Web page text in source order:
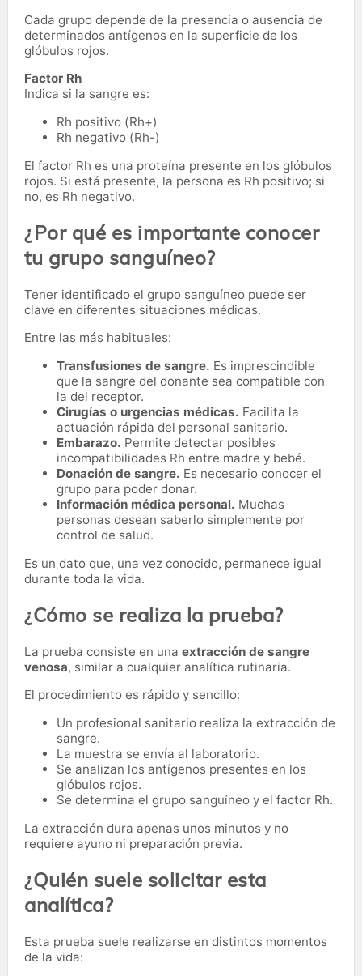
Cada grupo depende de la presencia o ausencia de
determinados antígenos en la superficie de los
glóbulos rojos.
Factor Rh
Indica si la sangre es:
Rh positivo (Rh+)
Rh negativo (Rh-)
El factor Rh es una proteína presente en los glóbulos
rojos. Si está presente, la persona es Rh positivo; si
no, es Rh negativo.
¿Por qué es importante conocer
tu grupo sanguíneo?
Tener identificado el grupo sanguíneo puede ser
clave en diferentes situaciones médicas.
Entre las más habituales:
Transfusiones de sangre. Es imprescindible
que la sangre del donante sea compatible con
la del receptor.
Cirugías o urgencias médicas. Facilita la
actuación rápida del personal sanitario.
Embarazo. Permite detectar posibles
incompatibilidades Rh entre madre y bebé.
Donación de sangre. Es necesario conocer el
grupo para poder donar.
Información médica personal. Muchas
personas desean saberlo simplemente por
control de salud.
Es un dato que, una vez conocido, permanece igual
durante toda la vida.
¿Cómo se realiza la prueba?
La prueba consiste en una extracción de sangre
venosa, similar a cualquier analítica rutinaria.
El procedimiento es rápido y sencillo:
Un profesional sanitario realiza la extracción de
sangre.
La muestra se envía al laboratorio.
Se analizan los antígenos presentes en los
glóbulos rojos.
Se determina el grupo sanguíneo y el factor Rh.
La extracción dura apenas unos minutos y no
requiere ayuno ni preparación previa.
¿Quién suele solicitar esta
analítica?
Esta prueba suele realizarse en distintos momentos
de la vida: